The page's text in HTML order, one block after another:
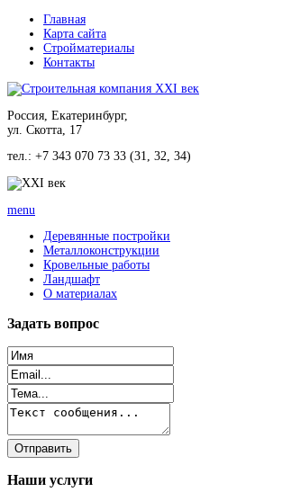
Главная
Карта сайта
Стройматериалы
Контакты
Россия, Екатеринбург,
ул. Скотта, 17
тел.: +7 343 070 73 33 (31, 32, 34)
menu
Деревянные постройки
Металлоконструкции
Кровельные работы
Ландшафт
О материалах
Задать вопрос
Наши услуги